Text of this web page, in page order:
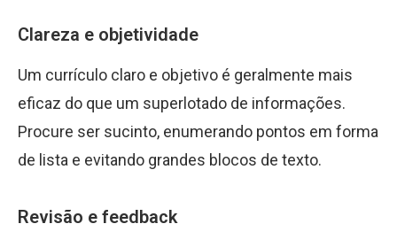
Clareza e objetividade
Um currículo claro e objetivo é geralmente mais
eficaz do que um superlotado de informações.
Procure ser sucinto, enumerando pontos em forma
de lista e evitando grandes blocos de texto.
Revisão e feedback